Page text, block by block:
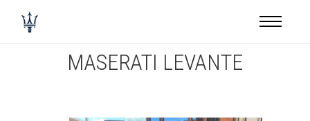
Toggle
MASERATI LEVANTE